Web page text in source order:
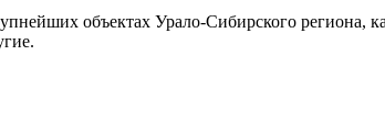
объектах Урало-Сибирского региона,